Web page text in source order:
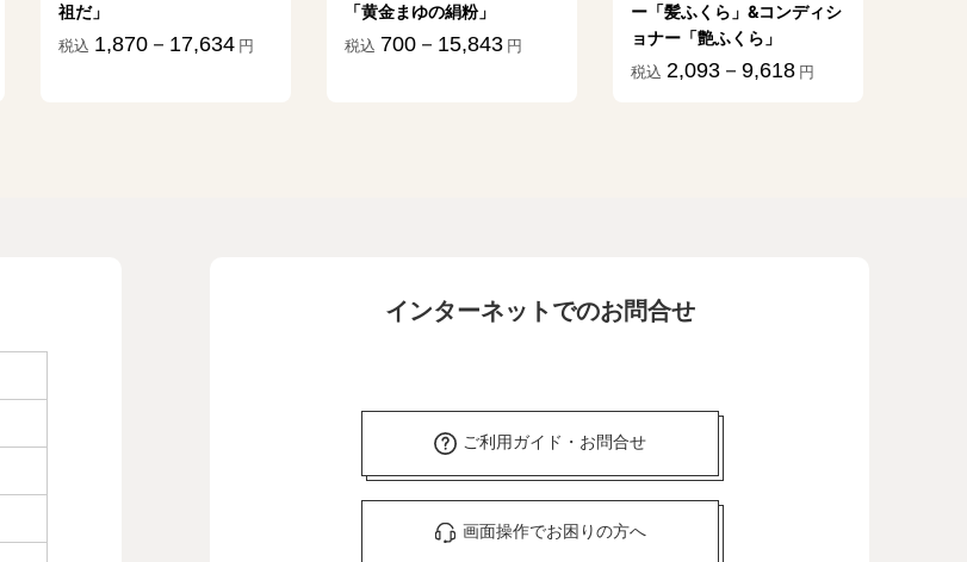
祖だ」
税込 1,870－17,634 円
「黄金まゆの絹粉」
税込 700－15,843 円
ー「髪ふくら」&コンディシ
ョナー「艶ふくら」
税込 2,093－9,618 円
インターネットでのお問合せ
ご利用ガイド・お問合せ
画面操作でお困りの方へ